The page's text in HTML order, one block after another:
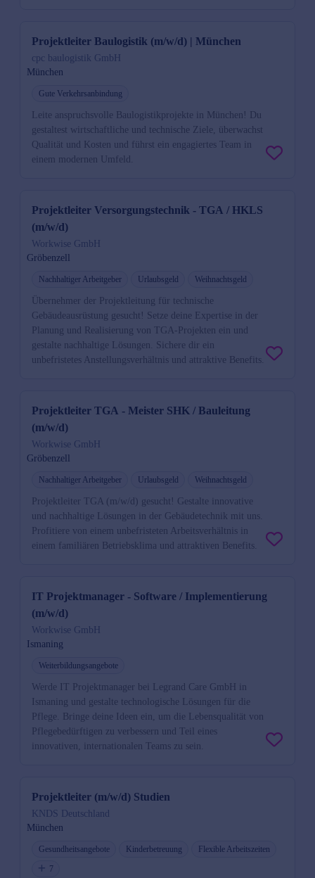
Projektleiter Baulogistik (m/w/d) | München
cpc baulogistik GmbH
München
Gute Verkehrsanbindung
Leite anspruchsvolle Baulogistikprojekte in München! Du
gestaltest wirtschaftliche und technische Ziele, überwachst
Qualität und Kosten und führst ein engagiertes Team in
einem modernen Umfeld.
Projektleiter Versorgungstechnik - TGA / HKLS
(m/w/d)
Workwise GmbH
Gröbenzell
Nachhaltiger Arbeitgeber Urlaubsgeld Weihnachtsgeld
Übernehmer der Projektleitung für technische
Gebäudeausrüstung gesucht! Setze deine Expertise in der
Planung und Realisierung von TGA-Projekten ein und
gestalte nachhaltige Lösungen. Sichere dir ein
unbefristetes Anstellungsverhältnis und attraktive Benefits.
Projektleiter TGA - Meister SHK / Bauleitung
(m/w/d)
Workwise GmbH
Gröbenzell
Nachhaltiger Arbeitgeber Urlaubsgeld Weihnachtsgeld
Projektleiter TGA (m/w/d) gesucht! Gestalte innovative
und nachhaltige Lösungen in der Gebäudetechnik mit uns.
Profitiere von einem unbefristeten Arbeitsverhältnis in
einem familiären Betriebsklima und attraktiven Benefits.
IT Projektmanager - Software / Implementierung
(m/w/d)
Workwise GmbH
Ismaning
Weiterbildungsangebote
Werde IT Projektmanager bei Legrand Care GmbH in
Ismaning und gestalte technologische Lösungen für die
Pflege. Bringe deine Ideen ein, um die Lebensqualität von
Pflegebedürftigen zu verbessern und Teil eines
innovativen, internationalen Teams zu sein.
Projektleiter (m/w/d) Studien
KNDS Deutschland
München
Gesundheitsangebote Kinderbetreuung
Flexible Arbeitszeiten
7